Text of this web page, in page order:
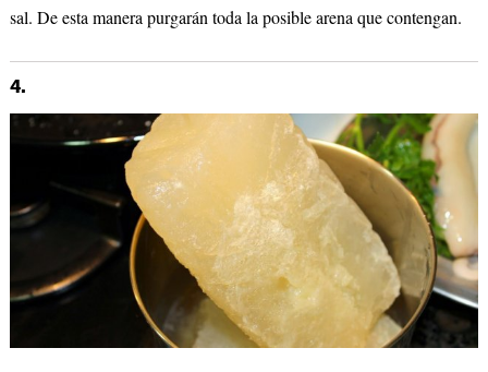
sal. De esta manera purgarán toda la posible arena que contengan.
4.